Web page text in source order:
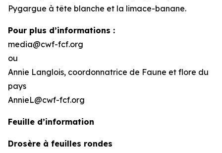
Pygargue à tête blanche et la limace-banane.
Pour plus d’informations :
media@cwf-fcf.org
ou
Annie Langlois, coordonnatrice de Faune et flore du
pays
AnnieL@cwf-fcf.org
Feuille d’information
Drosère à feuilles rondes